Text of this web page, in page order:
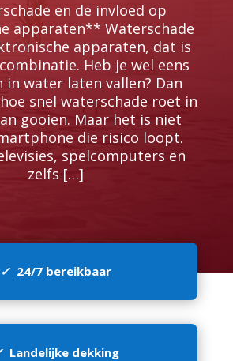
en de invloed op
apparaten** Waterschade
apparaten, dat is
Heb je wel eens
in water laten vallen? Dan
snel waterschade roet in
gooien.​ Maar het is niet
die risico loopt.​
spelcomputers en
zelfs […]
✓ 24/7 bereikbaar
Landelijke dekking